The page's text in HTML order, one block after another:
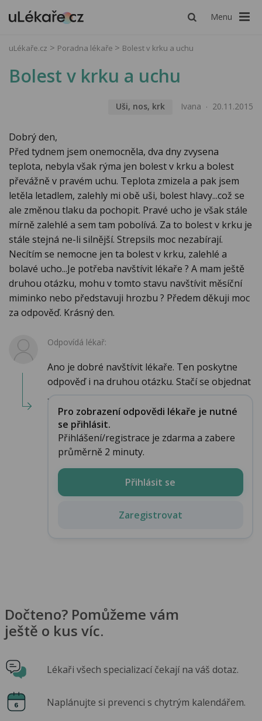
Menu
uLékaře.cz Poradna lékaře Bolest v krku a uchu
Bolest v krku a uchu
Uši, nos, krk Ivana 20.11.2015
Dobrý den,
Před tydnem jsem onemocněla, dva dny zvysena
teplota, nebyla však rýma jen bolest v krku a bolest
převážně v pravém uchu. Teplota zmizela a pak jsem
letěla letadlem, zalehly mi obě uši, bolest hlavy...což se
ale změnou tlaku da pochopit. Pravé ucho je však stále
mírně zalehlé a sem tam pobolívá. Za to bolest v krku je
stále stejná ne-li silnější. Strepsils moc nezabírají.
Necítím se nemocne jen ta bolest v krku, zalehlé a
bolavé ucho...Je potřeba navštívit lékaře ? A mam ještě
druhou otázku, mohu v tomto stavu navštívit měsíční
miminko nebo představuji hrozbu ? Předem děkuji moc
za odpověď. Krásný den.
Odpovídá lékař:
Ano je dobré navštívit lékaře. Ten poskytne
odpověď i na druhou otázku. Stačí se objednat
...
Pro zobrazení odpovědi lékaře je nutné
se přihlásit.
Přihlášení/registrace je zdarma a zabere
průměrně 2 minuty.
Přihlásit se
Zaregistrovat
Dočteno? Pomůžeme vám
ještě o kus víc.
Lékaři všech specializací čekají na váš dotaz.
Naplánujte si prevenci s chytrým kalendářem.